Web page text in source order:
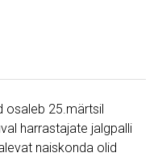
osaleb 25.märtsil
harrastajate jalgpalli
naiskonda olid